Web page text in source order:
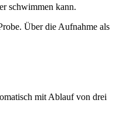
schwimmen kann.
Über die Aufnahme als
mit Ablauf von drei